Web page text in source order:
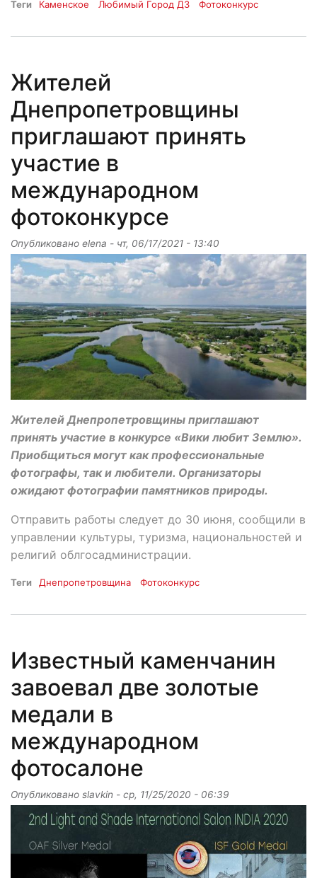
Теги Каменское Любимый Город ДЗ Фотоконкурс
Жителей
Днепропетровщины
приглашают принять
участие в
международном
фотоконкурсе
Опубликовано elena - чт, 06/17/2021 - 13:40
Жителей Днепропетровщины приглашают
принять участие в конкурсе «Вики любит Землю».
Приобщиться могут как профессиональные
фотографы, так и любители. Организаторы
ожидают фотографии памятников природы.
Отправить работы следует до 30 июня, сообщили в
управлении культуры, туризма, национальностей и
религий облгосадминистрации.
Теги Днепропетровщина Фотоконкурс
Известный каменчанин
завоевал две золотые
медали в
международном
фотосалоне
Опубликовано slavkin - ср, 11/25/2020 - 06:39